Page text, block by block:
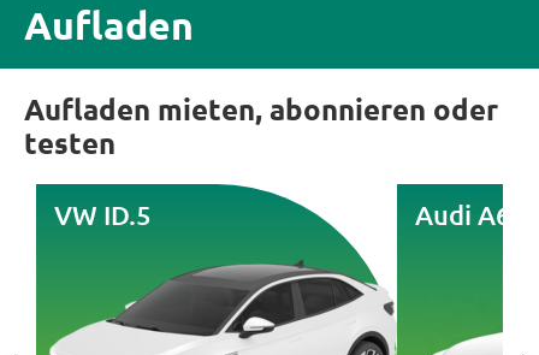
Aufladen
Aufladen mieten, abonnieren oder
testen
VW ID.5 Audi A6